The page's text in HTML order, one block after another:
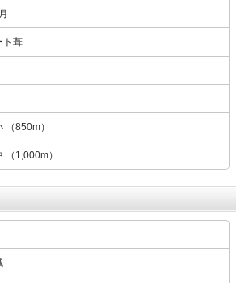
ト葺
（850m）
（1,000m）